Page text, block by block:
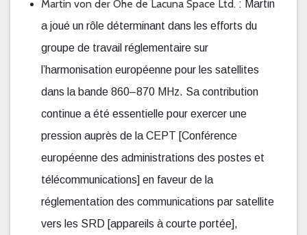
Martin von der Ohe de Lacuna Space Ltd. : Martin
a joué un rôle déterminant dans les efforts du
groupe de travail réglementaire sur
l’harmonisation européenne pour les satellites
dans la bande 860–870 MHz. Sa contribution
continue a été essentielle pour exercer une
pression auprès de la CEPT [Conférence
européenne des administrations des postes et
télécommunications] en faveur de la
réglementation des communications par satellite
vers les SRD [appareils à courte portée],